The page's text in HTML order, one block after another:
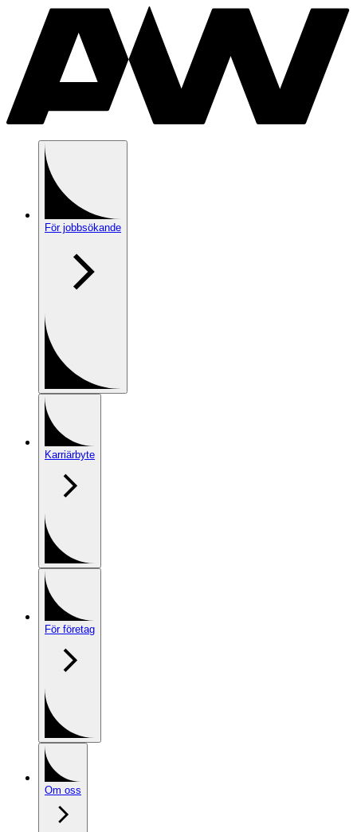
För jobbsökande
Karriärbyte
För företag
Om oss